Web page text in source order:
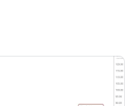
年高位）是主力深度
技术性回调。当前的
为，旨在消化获利盘、
：多级防御体系的博